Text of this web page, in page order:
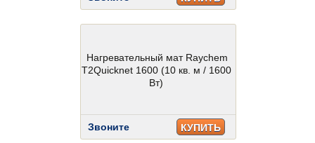
Нагревательный мат Raychem
T2Quicknet 1600 (10 кв. м / 1600
Вт)
Звоните КУПИТЬ